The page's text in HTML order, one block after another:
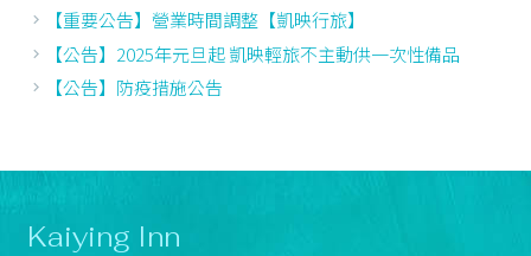
【重要公告】營業時間調整【凱映行旅】
【公告】2025年元旦起 凱映輕旅不主動供一次性備品
【公告】防疫措施公告
Kaiying Inn